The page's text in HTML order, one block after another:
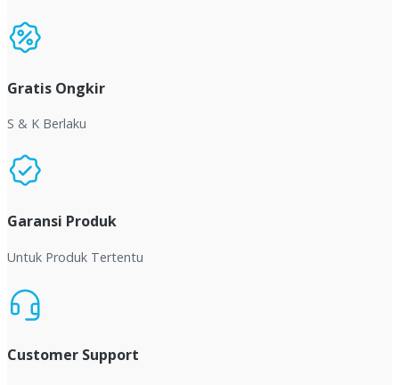
Gratis Ongkir
S & K Berlaku
Garansi Produk
Untuk Produk Tertentu
Customer Support